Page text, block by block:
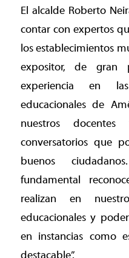
El alcalde Roberto
contar con expertos
los establecimientos
expositor, de gran
experiencia en
educacionales de
nuestros
conversatorios que
buenos
fundamental
realizan en
educacionales y
en instancias como
destacable”.